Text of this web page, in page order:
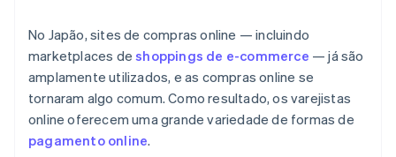
No Japão, sites de compras online — incluindo
marketplaces deshoppings de e-commerce — já são
amplamente utilizados, e as compras online se
tornaram algo comum. Como resultado, os varejistas
online oferecem uma grande variedade de formas de
pagamento online.